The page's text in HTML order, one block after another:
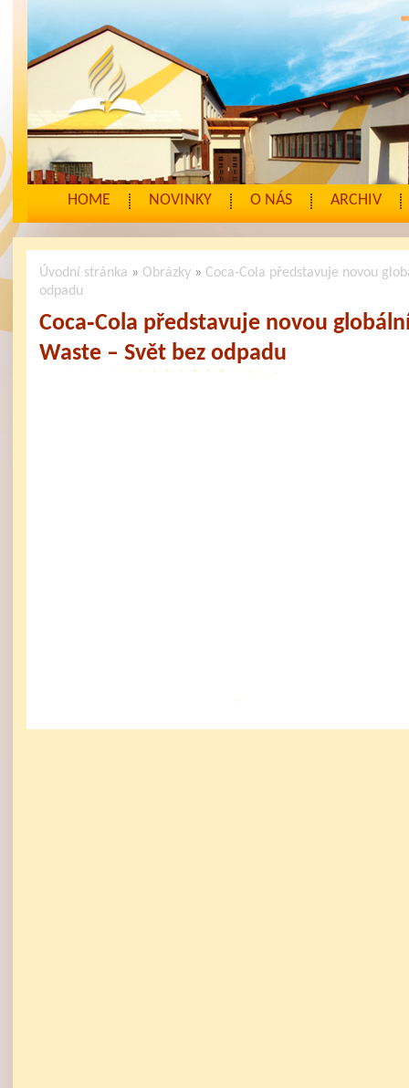
HOME NOVINKY O NÁS ARCHIV
Úvodní stránka » Obrázky » Coca‑Cola představuje novou
odpadu
Coca‑Cola představuje novou
Waste – Svět bez odpadu